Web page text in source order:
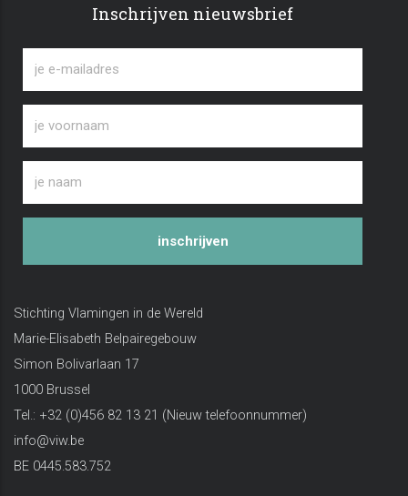
Inschrijven nieuwsbrief
inschrijven
Stichting Vlamingen in de Wereld
Marie-Elisabeth Belpairegebouw
Simon Bolivarlaan 17
1000 Brussel
Tel.: +32 (0)456 82 13 21 (Nieuw telefoonnummer)
info@viw.be
BE 0445.583.752